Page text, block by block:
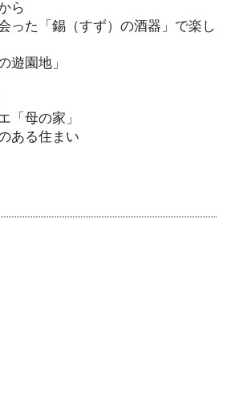
ら
った「錫（すず）の酒器」で楽し
遊園地」
「母の家」
ある住まい